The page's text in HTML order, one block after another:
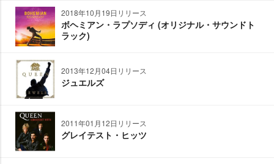
2018年10月19日リリース
ボヘミアン・ラプソディ (オリジナル・サウンドト
ラック)
2013年12月04日リリース
ジュエルズ
2011年01月12日リリース
グレイテスト・ヒッツ